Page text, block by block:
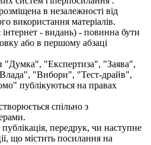
в незалежності від
використання матеріалів.
- видань) - повинна бути
або в першому абзаці
"Думка", "Експертиза", "Заява",
"Вибори", "Тест-драйв",
публікуються на правах
спільно з
передрук, чи наступне
що містить посилання на